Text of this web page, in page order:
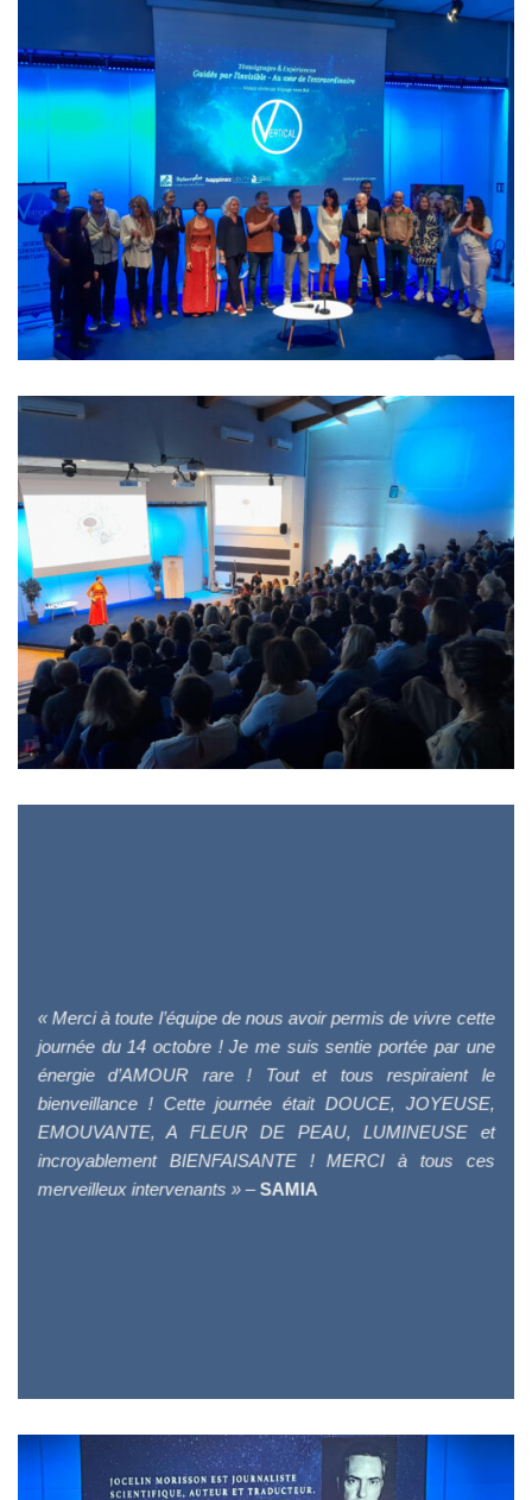
« Merci à toute l’équipe de nous avoir permis de vivre cette
journée du 14 octobre ! Je me suis sentie portée par une
énergie d’AMOUR rare ! Tout et tous respiraient le
bienveillance ! Cette journée était DOUCE, JOYEUSE,
EMOUVANTE, A FLEUR DE PEAU, LUMINEUSE et
incroyablement BIENFAISANTE ! MERCI à tous ces
merveilleux intervenants » –SAMIA